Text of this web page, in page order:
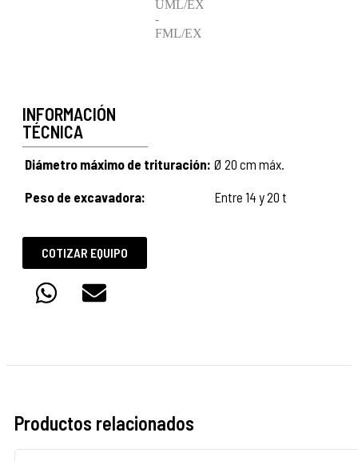
INFORMACIÓN
TÉCNICA
Diámetro máximo de trituración: Ø 20 cm máx.
Peso de excavadora: Entre 14 y 20 t
COTIZAR EQUIPO
Productos relacionados